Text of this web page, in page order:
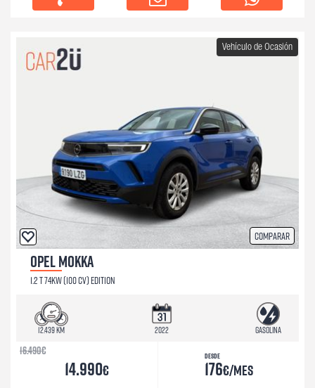
Comparar
Vehículo de Ocasión
OPEL MOKKA
1.2 T 74KW (100 CV) EDITION
12.439 km 2022 Gasolina
16.490€
14.990€
Desde
176€/mes